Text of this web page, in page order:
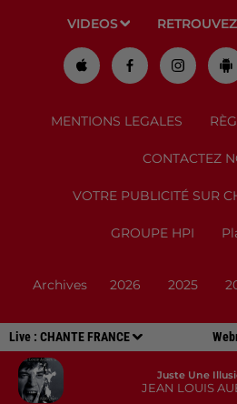
Live : CHANTE FRANCE
Juste Une
JEAN LOUIS
VIDEOS
MENTIONS LEGALES
CONTACTEZ
VOTRE PUBLICITÉ SUR
GROUPE HPI
Archives 2026 2025